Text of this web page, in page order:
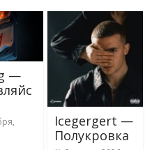
—
Icegergert —
Полукровка